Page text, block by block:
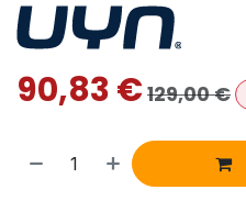
90,83€129,00€